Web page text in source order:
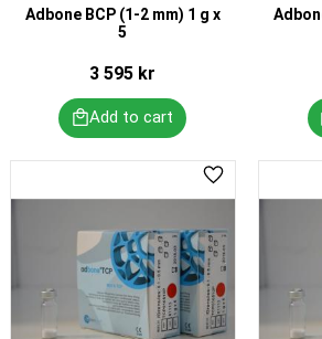
Adbone BCP (1-2 mm) 1 g x
5
3 595 kr
Add to favorites